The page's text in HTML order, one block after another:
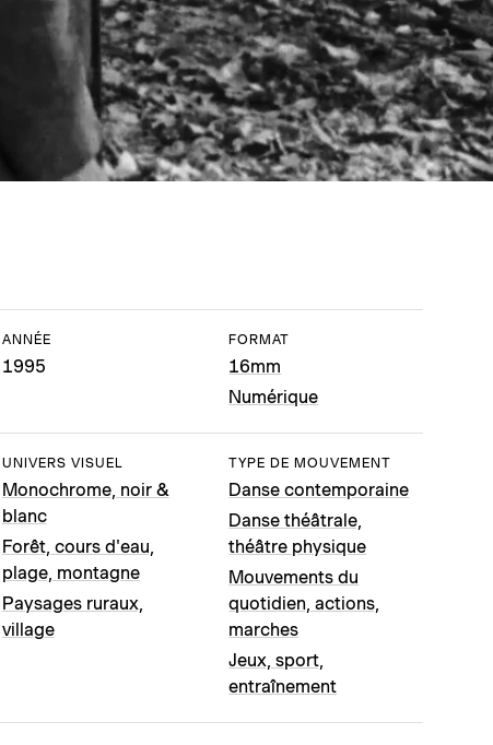
ANNÉE
1995
FORMAT
16mm
Numérique
UNIVERS VISUEL
Monochrome, noir &
blanc
Forêt, cours d'eau,
plage, montagne
Paysages ruraux,
village
TYPE DE MOUVEMENT
Danse contemporaine
Danse théâtrale,
théâtre physique
Mouvements du
quotidien, actions,
marches
Jeux, sport,
entraînement